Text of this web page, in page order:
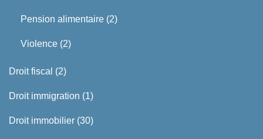
Pension alimentaire (2)
Violence (2)
Droit fiscal (2)
Droit immigration (1)
Droit immobilier (30)